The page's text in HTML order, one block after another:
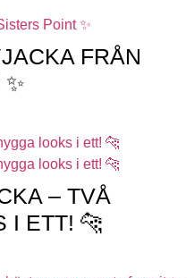
FRÅN
– TVÅ
I ETT! 🐆